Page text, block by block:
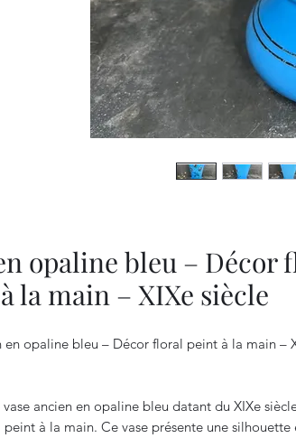
opaline bleu – Décor
la main – XIXe siècle
en opaline bleu – Décor floral peint à la main –
ancien en opaline bleu datant du XIXe
à la main. Ce vase présente une silhouette